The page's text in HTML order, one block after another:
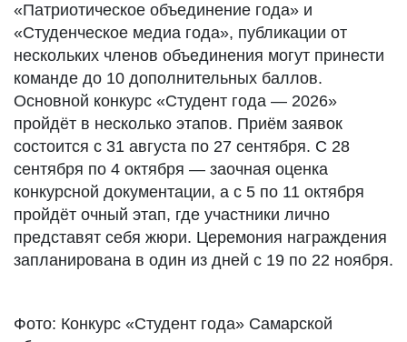
«Патриотическое объединение года» и
«Студенческое медиа года», публикации от
нескольких членов объединения могут принести
команде до 10 дополнительных баллов.
Основной конкурс «Студент года — 2026»
пройдёт в несколько этапов. Приём заявок
состоится с 31 августа по 27 сентября. С 28
сентября по 4 октября — заочная оценка
конкурсной документации, а с 5 по 11 октября
пройдёт очный этап, где участники лично
представят себя жюри. Церемония награждения
запланирована в один из дней с 19 по 22 ноября.
Фото: Конкурс «Студент года» Самарской